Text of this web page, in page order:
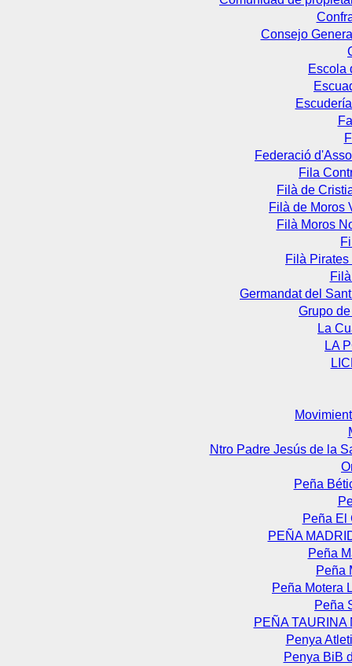
Consejo
Escola
Federació
Fila
Filà de
Filà de Moros
Filà Moros
Filà
Germandat del
Grupo
La
LA
Ntro Padre Jesús de la
Peña
Peña El
PEÑA
Peña
Peña
Peña Motera
Peña
PEÑA TAURINA
Penya
Penya BiB